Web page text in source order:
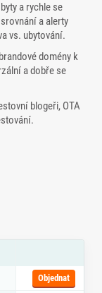
a rychle se
a alerty
vs. ubytování.
domény k
a dobře se
blogeři, OTA
na objednávku
Objednat